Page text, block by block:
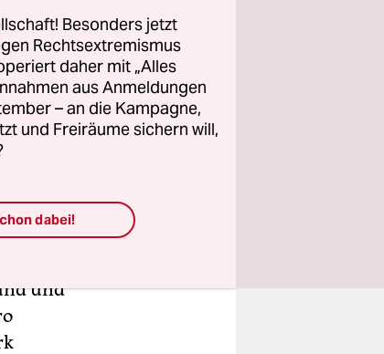
und
Besonders jetzt
Rechtsextremismus
daher mit „Alles
aus Anmeldungen
– an die Kampagne,
und Freiräume sichern will,
dabei!